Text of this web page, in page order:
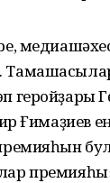
геройҙары
Ғимаҙиев